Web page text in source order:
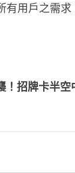
用戶之需
！招牌卡半